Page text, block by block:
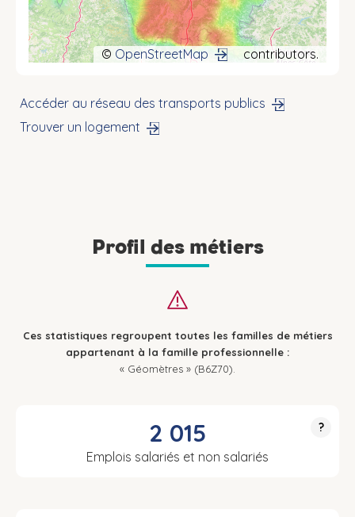
© OpenStreetMap contributors.
Accéder au réseau des transports publics
Trouver un logement
Profil des métiers
Ces statistiques regroupent toutes les familles de métiers
appartenant à la famille professionnelle :
« Géomètres » (B6Z70).
?
2 015
Emplois salariés et non salariés